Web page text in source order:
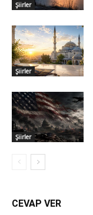
Şiirler
Şiirler
Şiirler
CEVAP VER